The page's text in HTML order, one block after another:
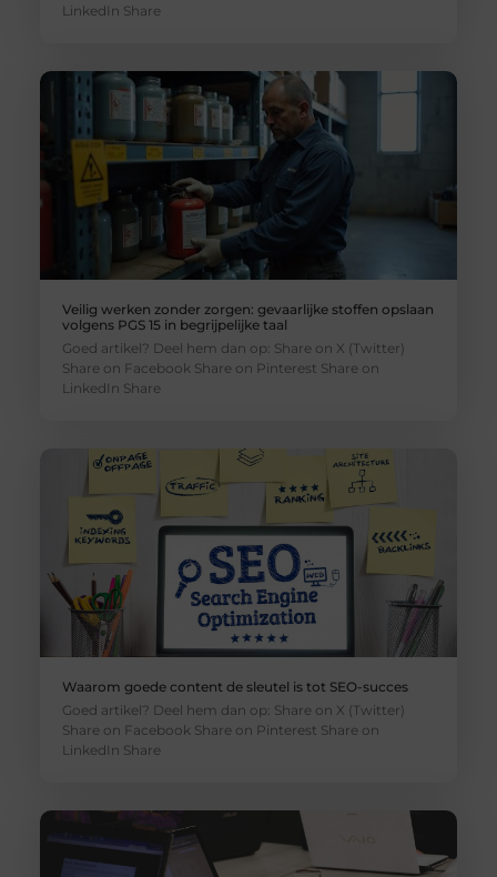
LinkedIn Share
Veilig werken zonder zorgen: gevaarlijke stoffen opslaan
volgens PGS 15 in begrijpelijke taal
Goed artikel? Deel hem dan op: Share on X (Twitter)
Share on Facebook Share on Pinterest Share on
LinkedIn Share
Waarom goede content de sleutel is tot SEO-succes
Goed artikel? Deel hem dan op: Share on X (Twitter)
Share on Facebook Share on Pinterest Share on
LinkedIn Share